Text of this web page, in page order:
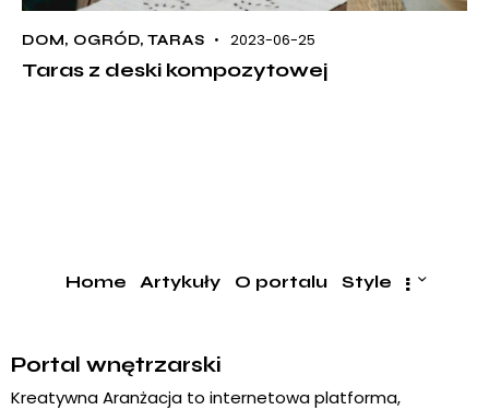
DOM, OGRÓD, TARAS 2023-06-25
Taras z deski kompozytowej
Home Artykuły O portalu Style
Portal wnętrzarski
Kreatywna Aranżacja to internetowa platforma,